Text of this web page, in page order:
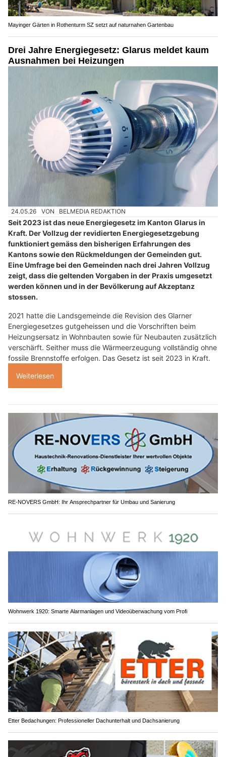
Mayinger Gärten in Rothenturm SZ setzt auf naturnahen Gartenbau
Drei Jahre Energiegesetz: Glarus meldet kaum
Ausnahmen bei Heizungen
24.05.26 VON BELMEDIA REDAKTION
Seit 2023 ist das neue Energiegesetz im Kanton Glarus in
Kraft. Der Vollzug der revidierten Energiegesetzgebung
funktioniert gemäss den bisherigen Erfahrungen des
Kantons sowie den Rückmeldungen der Gemeinden gut.
Eine Umfrage bei den Gemeinden nach drei Jahren Vollzug
zeigt, dass die geltenden Vorgaben in der Praxis umgesetzt
werden können und in der Bevölkerung auf Akzeptanz
stossen.
2021 hatte die Landsgemeinde die Revision des Glarner
Energiegesetzes gutgeheissen und die Vorschriften beim
Heizungsersatz in Wohnbauten sowie für Neubauten zusätzlich
verschärft. Seither muss die Wärmeerzeugung vollständig ohne
fossile Brennstoffe erfolgen. Das Gesetz ist seit 2023 in Kraft.
Weiterlesen
RE-NOVERS GmbH: Ihr Ansprechpartner für Umbau und Sanierung
Wohnwerk 1920: Smarte Alarmanlagen und Videoüberwachung vom Profi
Etter Bedachungen: Professioneller Dachunterhalt und Dachsanierung